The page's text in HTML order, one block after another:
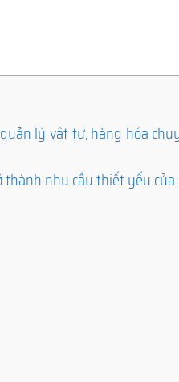
lý vật tư, hàng hóa
nhu cầu thiết yếu